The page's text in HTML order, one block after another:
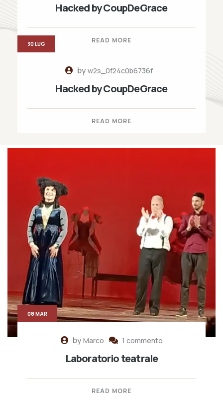
Hacked by CoupDeGrace
READ MORE
byw2s_0f24c0b6736f
Hacked by CoupDeGrace
READ MORE
30 LUG
byMarco 1 commento
Laboratorio teatrale
READ MORE
08 MAR